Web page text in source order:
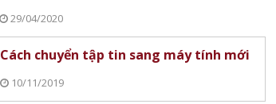
29/04/2020
Cách chuyển tập tin sang máy tính mới
10/11/2019